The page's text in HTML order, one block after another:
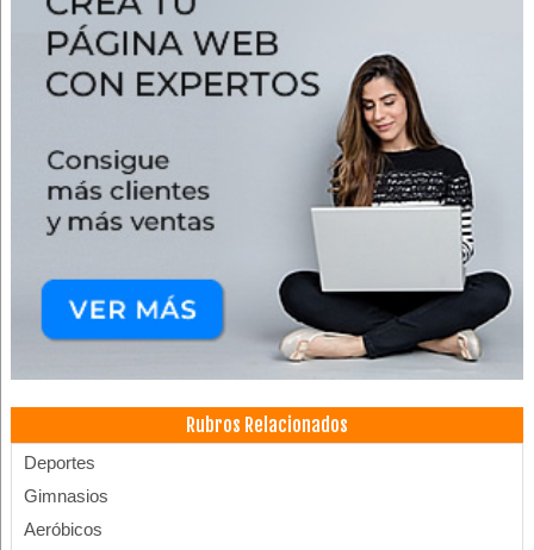
Rubros Relacionados
Deportes
Gimnasios
Aeróbicos